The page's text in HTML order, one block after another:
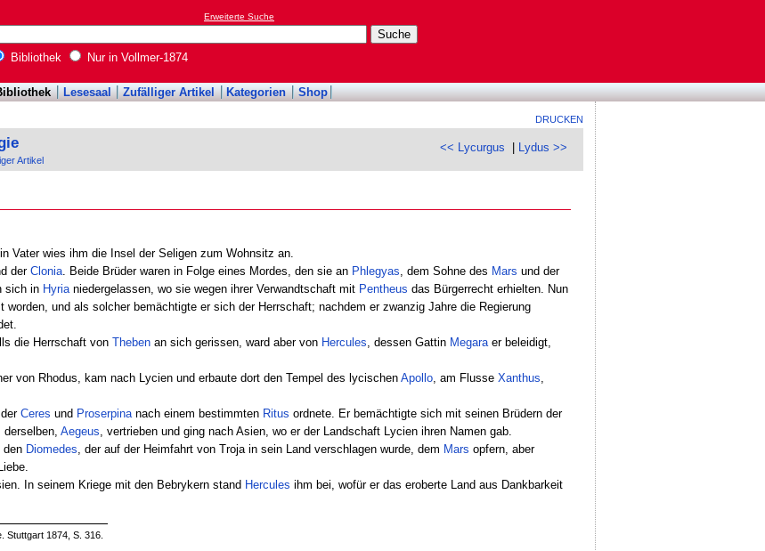
Erweiterte Suche
Bibliothek Nur in Vollmer-1874
Lesesaal Zufälliger Artikel Kategorien Shop
DRUCKEN
<< Lycurgus Lydus >>
Artikel
Vater wies ihm die Insel der Seligen zum Wohnsitz an.
derClonia. Beide Brüder waren in Folge eines Mordes, den sie an Phlegyas , dem Sohne des Mars und der
sich in Hyrianiedergelassen, wo sie wegen ihrer Verwandtschaft mit Pentheus das Bürgerrecht erhielten. Nun
worden, und als solcher bemächtigte er sich der Herrschaft; nachdem er zwanzig Jahre die Regierung
die Herrschaft von Thebenan sich gerissen, ward aber von Hercules , dessen Gattin Megaraer beleidigt,
von Rhodus, kam nach Lycien und erbaute dort den Tempel des lycischen Apollo, am Flusse Xanthus
Ceres und Proserpinanach einem bestimmten Ritus ordnete. Er bemächtigte sich mit seinen Brüdern der
Aegeus , vertrieben und ging nach Asien, wo er der Landschaft Lycien ihren Namen gab.
den Diomedes , der auf der Heimfahrt von Troja in sein Land verschlagen wurde, dem Mars opfern, aber
In seinem Kriege mit den Bebrykern stand Hercules ihm bei, wofür er das eroberte Land aus Dankbarkeit
Stuttgart 1874, S. 316.